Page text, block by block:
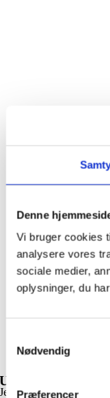
Denne
Vi bruger cookies
analysere vores
sociale medier,
oplysninger, du
Nødvendig
Præferencer
Udfold liv
Jeg håber, at du her har